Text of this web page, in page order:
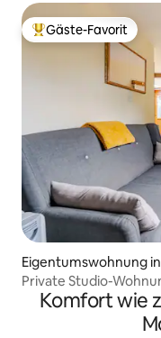
Beliebter Gäste-
Gäste-Favorit
Eigentumswohnung
Private Studio-
Komfort wie